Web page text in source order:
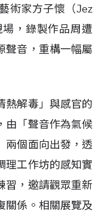
術家方子懷（Jez
，錄製作品周遭
聲音，重構一幅屬
熱解毒」與感官的
由「聲音作為氣候
兩個面向出發，透
理工作坊的感知實
習，邀請觀眾重新
關係。相關展覽及